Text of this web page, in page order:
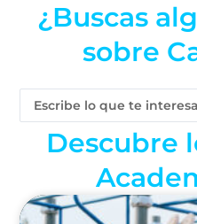
¿Buscas
sobre
Search
Descubre